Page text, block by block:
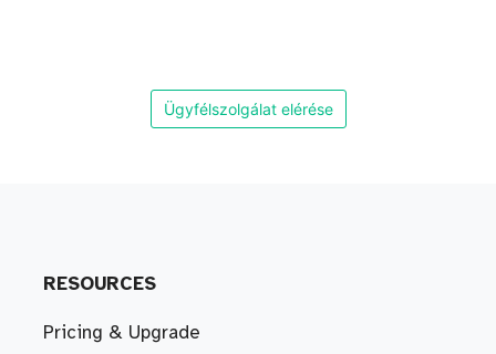
Ügyfélszolgálat elérése
RESOURCES
Pricing & Upgrade